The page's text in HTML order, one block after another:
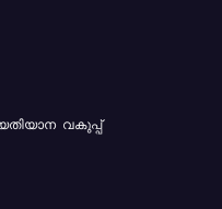
വകുപ്പ്